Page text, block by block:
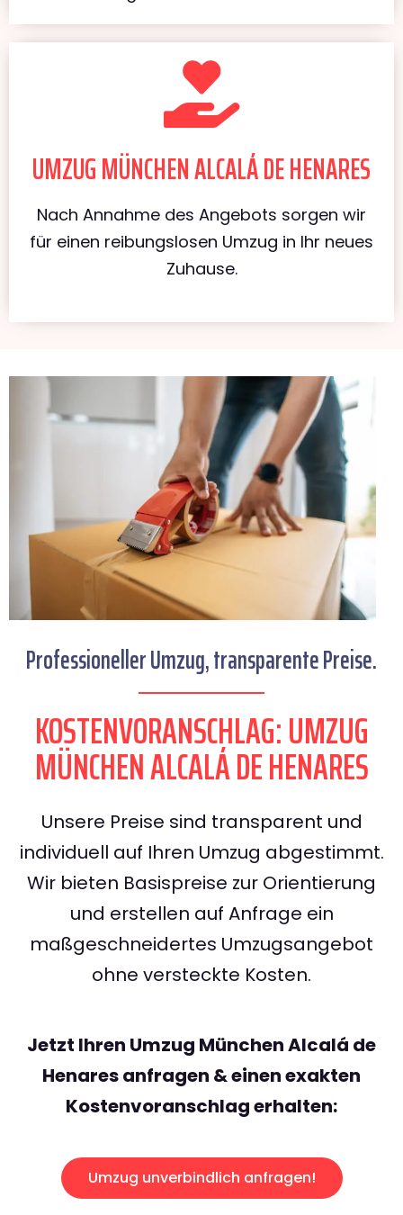
UMZUG MÜNCHEN ALCALÁ DE HENARES
Nach Annahme des Angebots sorgen wir
für einen reibungslosen Umzug in Ihr neues
Zuhause.
Professioneller Umzug, transparente Preise.
KOSTENVORANSCHLAG: UMZUG
MÜNCHEN ALCALÁ DE HENARES
Unsere Preise sind transparent und
individuell auf Ihren Umzug abgestimmt.
Wir bieten Basispreise zur Orientierung
und erstellen auf Anfrage ein
maßgeschneidertes Umzugsangebot
ohne versteckte Kosten.
Jetzt Ihren Umzug München Alcalá de
Henares anfragen & einen exakten
Kostenvoranschlag erhalten:
Umzug unverbindlich anfragen!